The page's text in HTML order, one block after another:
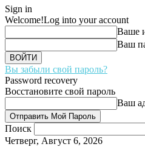
Sign in
Welcome!Log into your account
Ваше
Ваш
Вы забыли свой пароль?
Password recovery
Восстановите свой пароль
Ваш
Поиск
Четверг, Август 6, 2026